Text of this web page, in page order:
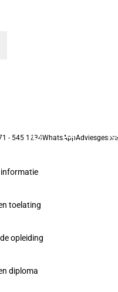
- 545 1234WhatsApp
toelating
opleiding
diploma